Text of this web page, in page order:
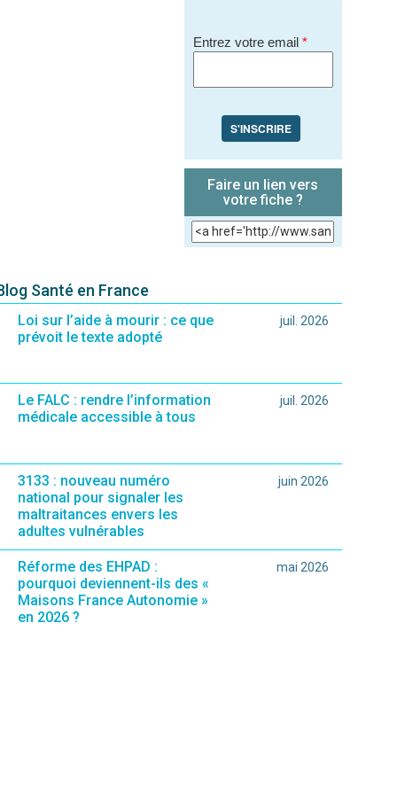
Entrez votre email *
S'INSCRIRE
Faire un lien vers
votre fiche ?
Santé en France
Loi sur l’aide à mourir : ce que
prévoit le texte adopté
juil. 2026
Le FALC : rendre l’information
médicale accessible à tous
juil. 2026
3133 : nouveau numéro
national pour signaler les
maltraitances envers les
adultes vulnérables
juin 2026
Réforme des EHPAD :
pourquoi deviennent-ils des «
Maisons France Autonomie »
en 2026 ?
mai 2026